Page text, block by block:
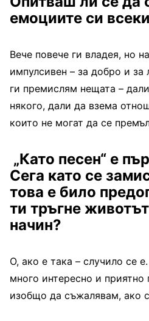
емоциите си
Вече повече ги владея, но
импулсивен – за добро и
ги премислям нещата –
някого, дали да взема
които не могат да се
„Като песен“ е
Сега като се
това е било
ти тръгне
начин?
О, ако е така – случило се
много интересно и
изобщо да съжалявам, ако